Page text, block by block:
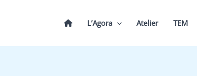
L’Agora Atelier TEM